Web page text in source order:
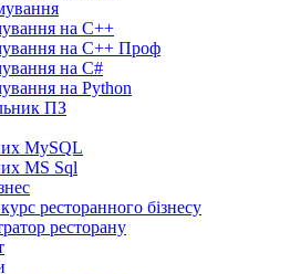
на С++
на С++ Проф
на C#
на Python
ПЗ
MySQL
MS Sql
ресторанного бізнесу
ресторану